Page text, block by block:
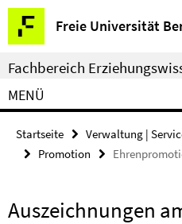
Springe
direkt
zu
Inhalt
Freie Universität
Service-
Navigation
Fachbereich
MENÜ
Startseite Verwaltung |
Promotion
Auszeichnungen